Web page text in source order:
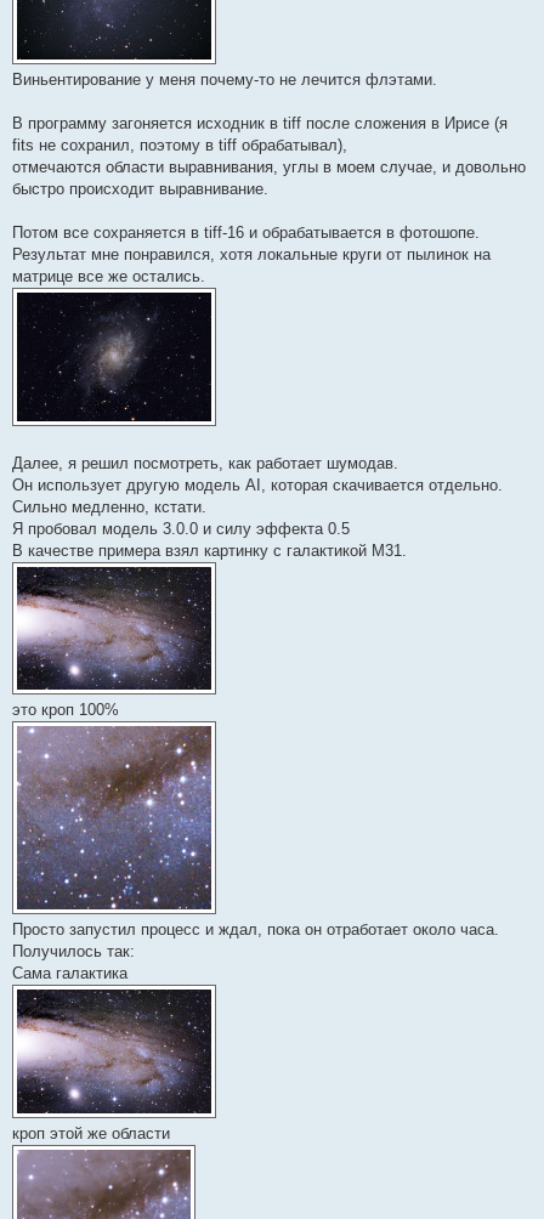
Виньентирование у меня почему-то не лечится флэтами.
В программу загоняется исходник в tiff после сложения в Ирисе (я
fits не сохранил, поэтому в tiff обрабатывал),
отмечаются области выравнивания, углы в моем случае, и довольно
быстро происходит выравнивание.
Потом все сохраняется в tiff-16 и обрабатывается в фотошопе.
Результат мне понравился, хотя локальные круги от пылинок на
матрице все же остались.
Далее, я решил посмотреть, как работает шумодав.
Он использует другую модель AI, которая скачивается отдельно.
Сильно медленно, кстати.
Я пробовал модель 3.0.0 и силу эффекта 0.5
В качестве примера взял картинку с галактикой М31.
это кроп 100%
Просто запустил процесс и ждал, пока он отработает около часа.
Получилось так:
Сама галактика
кроп этой же области